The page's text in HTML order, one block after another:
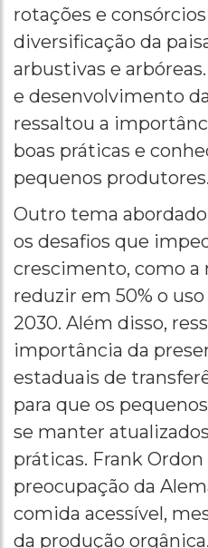
rotações e
diversificação da
arbustivas e
e desenvolvimento
ressaltou a
boas práticas e
pequenos produtores.
Outro tema
os desafios que
crescimento, como a
reduzir em 50% o
2030. Além disso,
importância da
estaduais de
para que os
se manter
práticas. Frank
preocupação da
comida acessível,
da produção